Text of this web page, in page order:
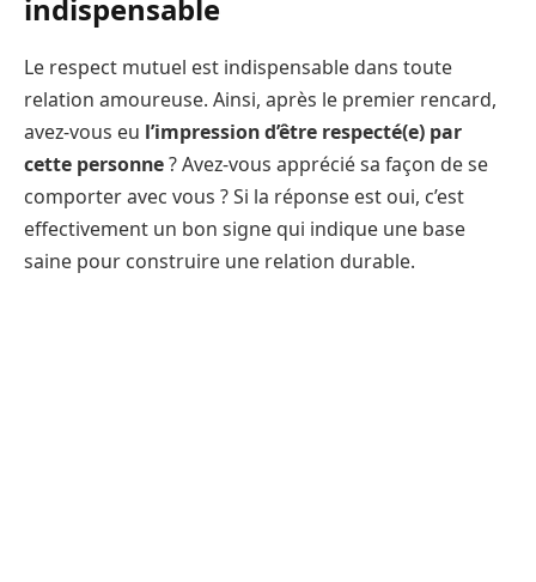
indispensable
Le respect mutuel est indispensable dans toute
relation amoureuse. Ainsi, après le premier rencard,
avez-vous eu l’impression d’être respecté(e) par
cette personne? Avez-vous apprécié sa façon de se
comporter avec vous ? Si la réponse est oui, c’est
effectivement un bon signe qui indique une base
saine pour construire une relation durable.